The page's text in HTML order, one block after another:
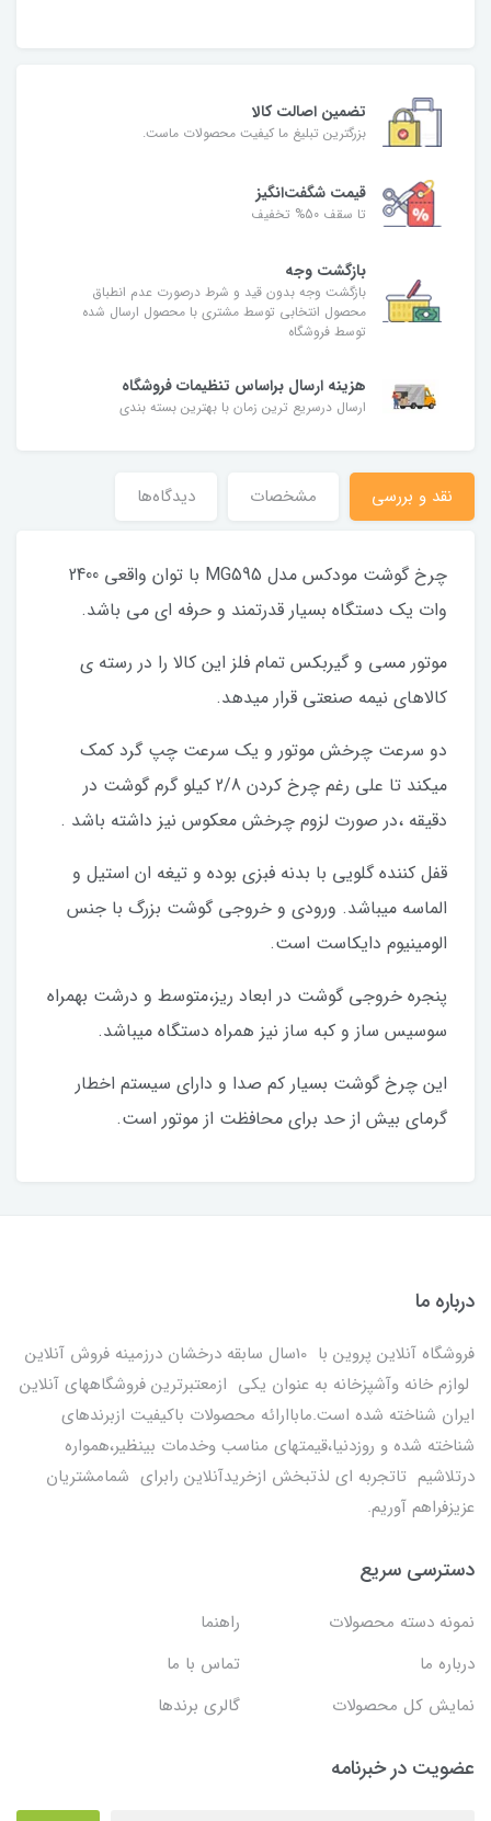
تضمین اصالت کالا
بزرگترین تبلیغ ما کیفیت محصولات ماست.
قیمت شگفت‌انگیز
تا سقف 50% تخفیف
بازگشت وجه
بازگشت وجه بدون قید و شرط درصورت عدم انطباق
محصول انتخابی توسط مشتری با محصول ارسال شده
توسط فروشگاه
هزینه ارسال براساس تنظیمات فروشگاه
ارسال درسریع ترین زمان با بهترین بسته بندی
نقد و بررسی مشخصات دیدگاه‌ها
چرخ گوشت مودکس مدل MG595 با توان واقعی 2400
وات یک دستگاه بسیار قدرتمند و حرفه ای می باشد.
موتور مسی و گیربکس تمام فلز این کالا را در رسته ی
کالاهای نیمه صنعتی قرار میدهد.
دو سرعت چرخش موتور و یک سرعت چپ گرد کمک
میکند تا علی رغم چرخ کردن 2/8 کیلو گرم گوشت در
دقیقه ،در صورت لزوم چرخش معکوس نیز داشته باشد .
قفل کننده گلویی با بدنه فبزی بوده و تیغه ان استیل و
الماسه میباشد. ورودی و خروجی گوشت بزرگ با جنس
الومینیوم دایکاست است.
پنجره خروجی گوشت در ابعاد ریز،متوسط و درشت بهمراه
سوسیس ساز و کبه ساز نیز همراه دستگاه میباشد.
این چرخ گوشت بسیار کم صدا و دارای سیستم اخطار
گرمای بیش از حد برای محافظت از موتور است.
درباره ما
فروشگاه آنلاین پروین با 10سال سابقه درخشان درزمینه فروش آنلاین
لوازم خانه وآشپزخانه به عنوان یکی ازمعتبرترین فروشگاههای آنلاین
ایران شناخته شده است.ماباارائه محصولات باکیفیت ازبرندهای
شناخته شده و روزدنیا،قیمتهای مناسب وخدمات بینظیر،همواره
درتلاشیم تاتجربه ای لذتبخش ازخریدآنلاین رابرای شمامشتریان
عزیزفراهم آوریم.
دسترسی سریع
نمونه دسته محصولات
راهنما
درباره ما
تماس با ما
نمایش کل محصولات
گالری برندها
عضویت در خبرنامه